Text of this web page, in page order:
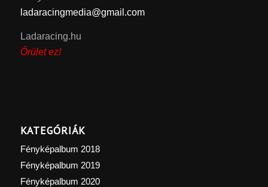
ladaracingmedia@gmail.com
Ladaracing.hu
Őrület ez!
KATEGÓRIÁK
Fényképalbum 2018
Fényképalbum 2019
Fényképalbum 2020